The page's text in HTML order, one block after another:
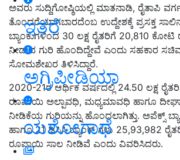
ಇತರೆ
ಅಗ್ರಿಪೀಡಿಯಾ
ಯಶೋಗಾಥೆ
ಅವರು ಸುದ್ದಿಗೋಷ್ಠಿಯಲ್ಲಿ ಮಾತನಾಡಿ, ರೈತಾಪಿ
ತೊಂದರೆಯಾಗಬಾರದೆಂಬ ಉದ್ದೇಶಕ್ಕೆ ಪ್ರಸಕ್ತ
ಬ್ಯಾಂಕುಗಳಿಂದ 30 ಲಕ್ಷ ರೈತರಿಗೆ 20,810
ನೀಡುವ ಗುರಿ ಹೊಂದಿದ್ದೇವೆ ಎಂದು ಸಹಕಾರ
ಸೋಮಶೇಖರ ತಿಳಿಸಿದ್ದಾರೆ.
2020-21ರ ಆರ್ಥಿಕ ವರ್ಷದಲ್ಲಿ 24.50 ಲಕ್ಷ
ರೂಪಾಯಿ ಅಲ್ಪಾವಧಿ, ಮಧ್ಯಮಾವಧಿ ಹಾಗೂ
ನೀಡಿಕೆಯ ಗುರಿಯನ್ನು ಹೊಂದಲಾಗಿತ್ತು. ಅಪೆಕ್ಸ್
ಹಾಗೂ 21 ಡಿಸಿಸಿ ಬ್ಯಾಂಕ್ ಗಳು 25,93,982
ರೂಪಾಯಿ ಸಾಲ ನೀಡಿವೆ ಎಂದು ವಿವರಿಸಿದರು.